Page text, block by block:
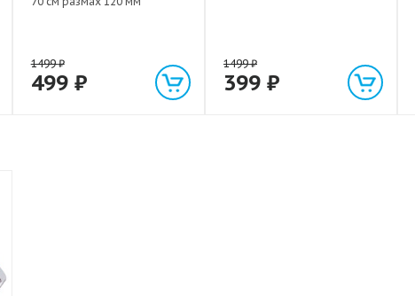
1499₽
499 ₽
1499₽
399 ₽